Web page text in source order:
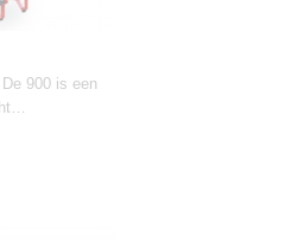
900 is een